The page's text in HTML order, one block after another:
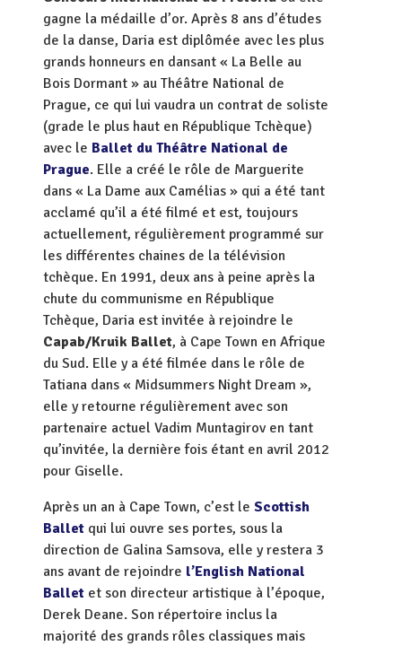
gagne la médaille d’or. Après 8 ans d’études
de la danse, Daria est diplômée avec les plus
grands honneurs en dansant « La Belle au
Bois Dormant » au Théâtre National de
Prague, ce qui lui vaudra un contrat de soliste
(grade le plus haut en République Tchèque)
avec le Ballet du Théâtre National de
Prague. Elle a créé le rôle de Marguerite
dans « La Dame aux Camélias » qui a été tant
acclamé qu’il a été filmé et est, toujours
actuellement, régulièrement programmé sur
les différentes chaines de la télévision
tchèque. En 1991, deux ans à peine après la
chute du communisme en République
Tchèque, Daria est invitée à rejoindre le
Capab/Kruik Ballet, à Cape Town en Afrique
du Sud. Elle y a été filmée dans le rôle de
Tatiana dans « Midsummers Night Dream »,
elle y retourne régulièrement avec son
partenaire actuel Vadim Muntagirov en tant
qu’invitée, la dernière fois étant en avril 2012
pour Giselle.
Après un an à Cape Town, c’est le Scottish
Ballet qui lui ouvre ses portes, sous la
direction de Galina Samsova, elle y restera 3
ans avant de rejoindre l’English National
Ballet et son directeur artistique à l’époque,
Derek Deane. Son répertoire inclus la
majorité des grands rôles classiques mais